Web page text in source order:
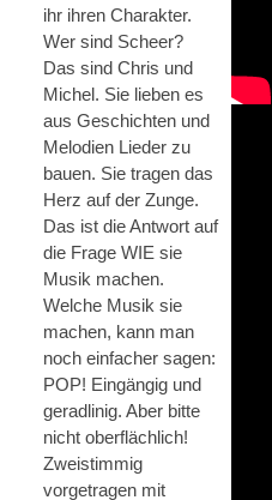
ihr ihren Charakter.
Wer sind Scheer?
Das sind Chris und
Michel. Sie lieben es
aus Geschichten und
Melodien Lieder zu
bauen. Sie tragen das
Herz auf der Zunge.
Das ist die Antwort auf
die Frage WIE sie
Musik machen.
Welche Musik sie
machen, kann man
noch einfacher sagen:
POP! Eingängig und
geradlinig. Aber bitte
nicht oberflächlich!
Zweistimmig
vorgetragen mit